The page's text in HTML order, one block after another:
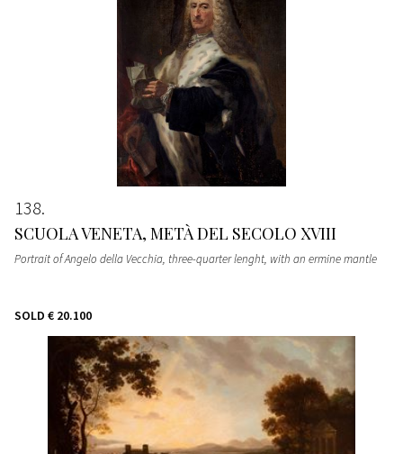
138
SCUOLA VENETA, METÀ DEL SECOLO XVIII
Portrait of Angelo della Vecchia, three-quarter lenght, with an ermine mantle
SOLD € 20.100